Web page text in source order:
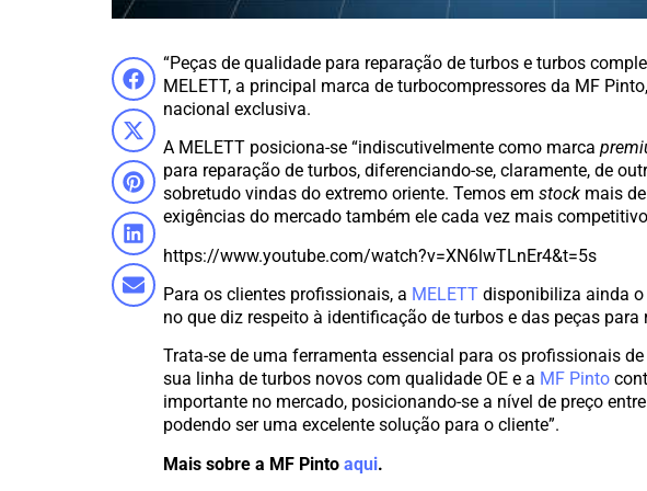
“Peças de qualidade para reparação de turbos e turbos
MELETT, a principal marca de turbocompressores da MF
nacional exclusiva.
A MELETT posiciona-se “indiscutivelmente como marcap
para reparação de turbos, diferenciando-se, claramente, de
sobretudo vindas do extremo oriente. Temos emstock mais
exigências do mercado também ele cada vez mais
https://www.youtube.com/watch?v=XN6lwTLnEr4&t=5s
Para os clientes profissionais, a MELETT disponibiliza ainda
no que diz respeito à identificação de turbos e das peças
Trata-se de uma ferramenta essencial para os profissionais
sua linha de turbos novos com qualidade OE e a MF Pinto
importante no mercado, posicionando-se a nível de preço
podendo ser uma excelente solução para o cliente”.
Mais sobre a MF Pintoaqui.